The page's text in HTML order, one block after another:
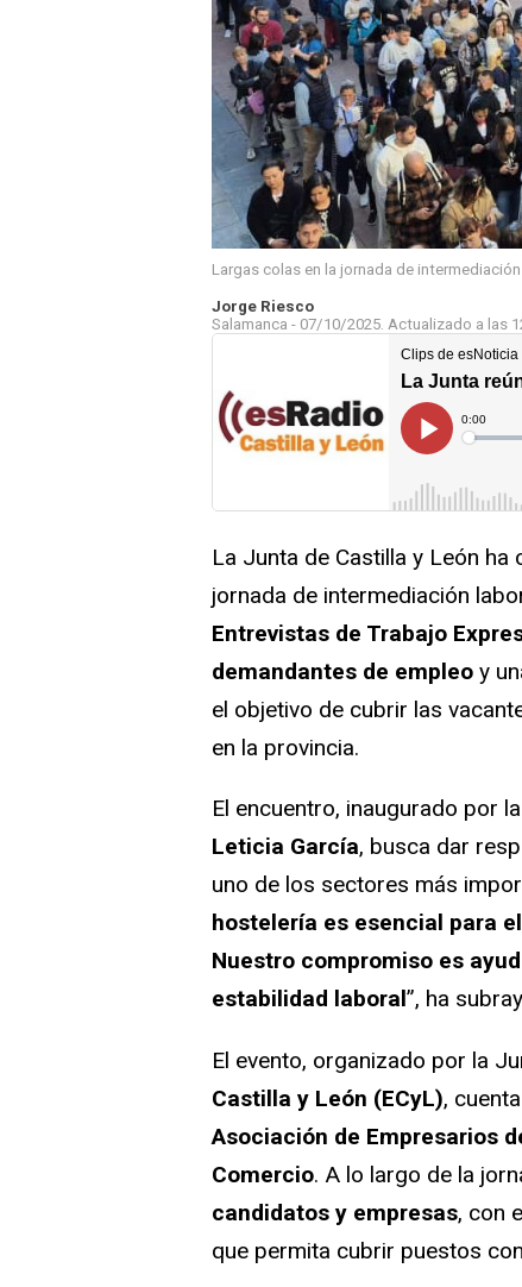
Largas colas en la jornada de intermediación
Jorge Riesco
Salamanca - 07/10/2025. Actualizado a las
La Junta de Castilla y León
jornada de intermediación
Entrevistas de Trabajo
demandantes de empleo y
el objetivo de cubrir las
en la provincia.
El encuentro, inaugurado por
Leticia García, busca dar
uno de los sectores más
hostelería es esencial para
Nuestro compromiso es
estabilidad laboral”, ha
El evento, organizado por la
Castilla y León (ECyL),
Asociación de Empresarios
Comercio. A lo largo de la
candidatos y empresas, con
que permita cubrir puestos